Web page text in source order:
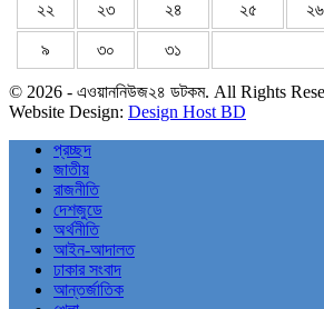
২২ ২৩ ২৪ ২৫ ২৬
৯ ৩০ ৩১
© 2026 - এওয়াননিউজ২৪ ডটকম. All Rights
Website Design: Design Host BD
প্রচ্ছদ
জাতীয়
রাজনীতি
দেশজুডে
অর্থনীতি
আইন-আদালত
ঢাকার সংবাদ
আন্তর্জাতিক